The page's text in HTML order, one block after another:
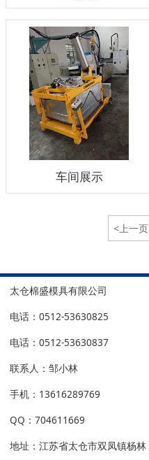
车间展示
<上一页
太仓棉盛模具有限公司
电话：0512-53630825
电话：0512-53630837
联系人：邹小林
手机：13616289769
QQ：704611669
地址：江苏省太仓市双凤镇杨林